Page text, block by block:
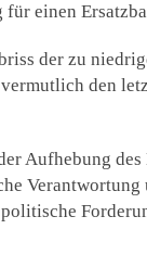
einen
der zu
den
Aufhebung